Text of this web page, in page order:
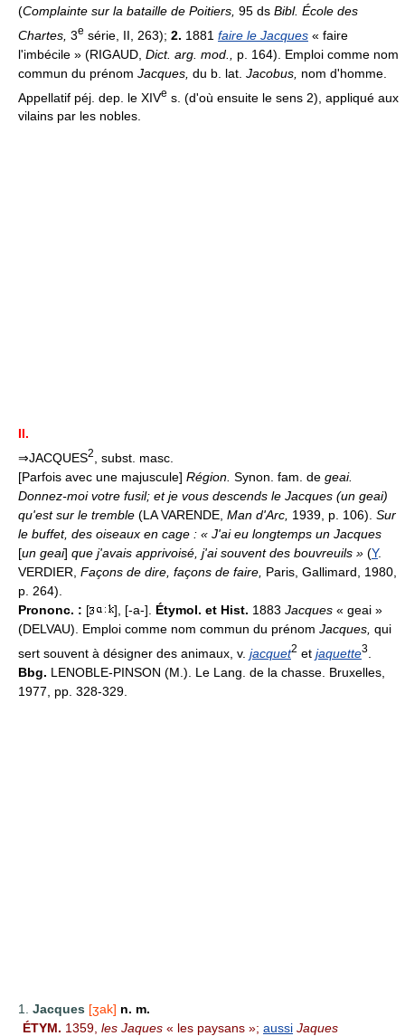
(Complainte sur la bataille de Poitiers, 95 ds Bibl. École des
Chartes, 3e série, II, 263); 2. 1881 faire le Jacques « faire
l'imbécile » (RIGAUD, Dict. arg. mod., p. 164). Emploi comme nom
commun du prénom Jacques, du b. lat. Jacobus, nom d'homme.
Appellatif péj. dep. le XIVe s. (d'où ensuite le sens 2), appliqué aux
vilains par les nobles.
II.
⇒JACQUES2
, subst. masc.
[Parfois avec une majuscule] Région. Synon. fam. de geai.
Donnez-moi votre fusil; et je vous descends le Jacques (un geai)
qu'est sur le tremble (LA VARENDE, Man d'Arc, 1939, p. 106). Sur
le buffet, des oiseaux en cage : « J'ai eu longtemps un Jacques
[un geai] que j'avais apprivoisé, j'ai souvent des bouvreuils » (Y.
VERDIER, Façons de dire, façons de faire, Paris, Gallimard, 1980,
p. 264).
Prononc. : [ ], [-a-]. Étymol. et Hist. 1883 Jacques « geai »
(DELVAU). Emploi comme nom commun du prénom Jacques, qui
sert souvent à désigner des animaux, v. jacquet2 et jaquette3
Bbg. LENOBLE-PINSON (M.). Le Lang. de la chasse. Bruxelles,
1977, pp. 328-329.
1. Jacques [ʒak] n. m.
ÉTYM. 1359, les Jaques « les paysans »; aussi Jaques